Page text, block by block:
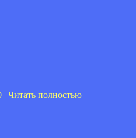
| Читать полностью